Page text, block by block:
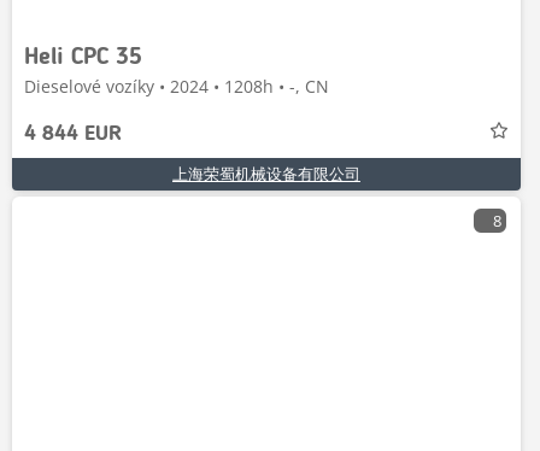
Heli CPC 35
Dieselové vozíky • 2024 • 1208h • -, CN
4 844 EUR
上海荣蜀机械设备有限公司
8